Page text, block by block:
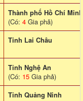
Thành phố Hồ Chí Minh
(Có: 4 Gia phả)
Tinh Lai Châu
Tỉnh Nghệ An
(Có: 15 Gia phả)
Tỉnh Quảng Ninh